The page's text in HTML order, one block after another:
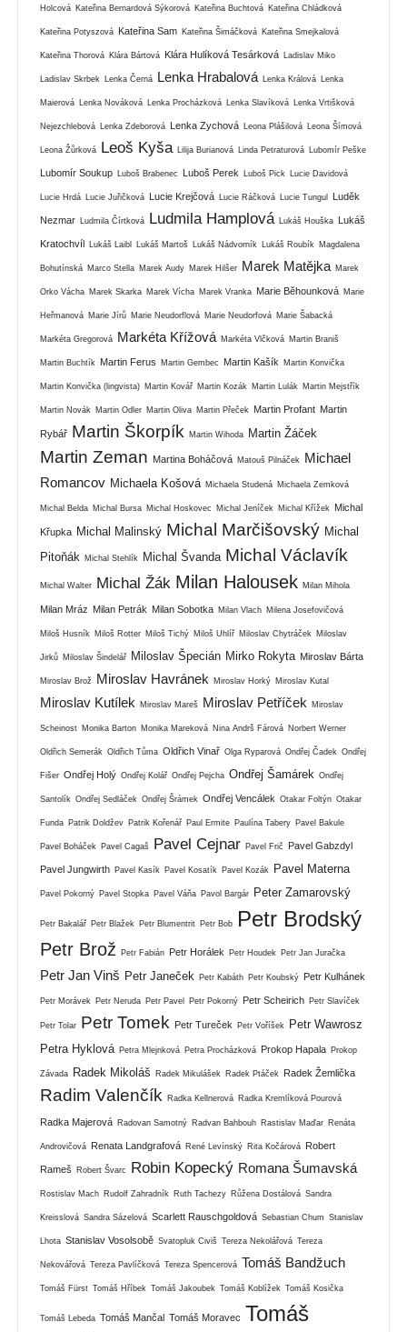
Holcová Kateřina Bernardová Sýkorová Kateřina Buchtová Kateřina Chládková
Kateřina Potyszová Kateřina Sam Kateřina Šimáčková Kateřina Smejkalová
Kateřina Thorová Klára Bártová Klára Hulíková Tesárková Ladislav Miko
Ladislav Skrbek Lenka Černá Lenka Hrabalová Lenka Králová Lenka
Maierová Lenka Nováková Lenka Procházková Lenka Slavíková Lenka Vrtišková
Nejezchlebová Lenka Zdeborová Lenka Zychová Leona Plášilová Leona Šímová
Leona Žůrková Leoš Kyša Lilija Burianová Linda Petraturová Lubomír Peške
Lubomír Soukup Luboš Brabenec Luboš Perek Luboš Pick Lucie Davidová
Lucie Hrdá Lucie Juřičková Lucie Krejčová Lucie Ráčková Lucie Tungul Luděk
Nezmar Ludmila Čírtková Ludmila Hamplová Lukáš Houška Lukáš
Kratochvíl Lukáš Laibl Lukáš Martoš Lukáš Nádvorník Lukáš Roubík Magdalena
Bohutínská Marco Stella Marek Audy Marek Hilšer Marek Matějka Marek
Orko Vácha Marek Skarka Marek Vícha Marek Vranka Marie Běhounková Marie
Heřmanová Marie Jírů Marie Neudorflová Marie Neudorfová Marie Šabacká
Markéta Gregorová Markéta Křížová Markéta Vlčková Martin Braniš
Martin Buchtík Martin Ferus Martin Gembec Martin Kašík Martin Konvička
Martin Konvička (lingvista) Martin Kovář Martin Kozák Martin Lulák Martin Mejstřík
Martin Novák Martin Odler Martin Oliva Martin Přeček Martin Profant Martin
Rybář Martin Škorpík Martin Wihoda Martin Žáček
Martin Zeman Martina Boháčová Matouš Pilnáček
Michael
Romancov Michaela Košová Michaela Studená Michaela Zemková
Michal Belda Michal Bursa Michal Hoskovec Michal Jeníček Michal Křížek Michal
Křupka Michal Malinský Michal Marčišovský Michal
Pitoňák
Michal Stehlík Michal Švanda Michal Václavík
Michal Walter Michal Žák Milan Halousek Milan Mihola
Milan Mráz Milan Petrák Milan Sobotka Milan Vlach Milena Josefovičová
Miloš Husník Miloš Rotter Miloš Tichý Miloš Uhlíř Miloslav Chytráček Miloslav
Jirků Miloslav Šindelář Miloslav Špecián Mirko Rokyta Miroslav Bárta
Miroslav Brož Miroslav Havránek Miroslav Horký Miroslav Kutal
Miroslav Kutílek Miroslav Mareš Miroslav Petříček Miroslav
Scheinost Monika Barton Monika Mareková Nina Andrš Fárová Norbert Werner
Oldřich Semerák Oldřich Tůma Oldřich Vinař Olga Ryparová Ondřej Čadek Ondřej
Fišer Ondřej Holý Ondřej Kolář Ondřej Pejcha Ondřej Šamárek Ondřej
Santolík Ondřej Sedláček Ondřej Šrámek Ondřej Vencálek Otakar Foltýn Otakar
Funda Patrik Doldžev Patrik Kořenář Paul Ermite Paulína Tabery Pavel Bakule
Pavel Boháček Pavel Cagaš Pavel Cejnar Pavel Frič Pavel Gabzdyl
Pavel Jungwirth Pavel Kasík Pavel Kosatík Pavel Kozák Pavel Materna
Pavel Pokorný Pavel Stopka Pavel Váňa Pavol Bargár Peter Zamarovský
Petr Bakalář Petr Blažek Petr Blumentrit Petr Bob Petr Brodský
Petr Brož Petr Fabián Petr Horálek Petr Houdek Petr Jan Juračka
Petr Jan Vinš Petr Janeček Petr Kabáth Petr Koubský Petr Kulhánek
Petr Morávek Petr Neruda Petr Pavel Petr Pokorný Petr Scheirich Petr Slavíček
Petr Tolar Petr Tomek Petr Tureček Petr Voříšek
Petr Wawrosz
Petra Hyklová Petra Mlejnková Petra Procházková Prokop Hapala Prokop
Závada Radek Mikoláš Radek Mikulášek Radek Ptáček Radek Žemlička
Radim Valenčík Radka Kellnerová Radka Kremlíková Pourová
Radka Majerová Radovan Samotný Radvan Bahbouh Rastislav Maďar Renáta
Androvičová Renata Landgrafová René Levínský Rita Kočárová Robert
Rameš Robert Švarc Robin Kopecký Romana Šumavská
Rostislav Mach Rudolf Zahradník Ruth Tachezy Růžena Dostálová Sandra
Kreisslová Sandra Sázelová Scarlett Rauschgoldová Sebastian Chum Stanislav
Lhota Stanislav Vosolsobě Svatopluk Civiš Tereza Nekolářová Tereza
Nekovářová Tereza Pavlíčková Tereza Spencerová Tomáš Bandžuch
Tomáš Fürst Tomáš Hříbek Tomáš Jakoubek Tomáš Koblížek Tomáš Kosička
Tomáš Lebeda Tomáš Mančal Tomáš Moravec Tomáš